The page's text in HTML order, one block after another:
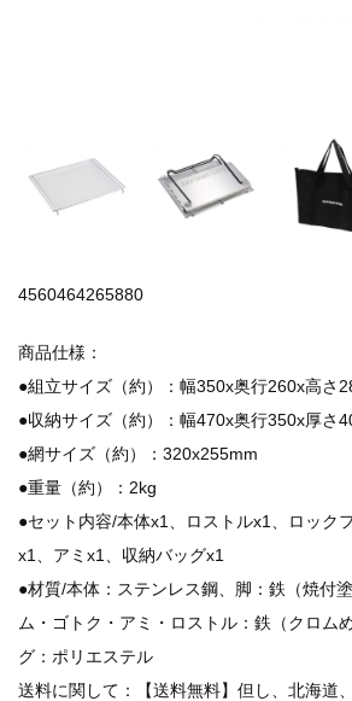
4560464265880
商品仕様：
●組立サイズ（約）：幅350x奥行260x高さ
●収納サイズ（約）：幅470x奥行350x厚さ
●網サイズ（約）：320x255mm
●重量（約）：2kg
●セット内容/本体x1、ロストルx1、ロック
x1、アミx1、収納バッグx1
●材質/本体：ステンレス鋼、脚：鉄（焼付
ム・ゴトク・アミ・ロストル：鉄（クロム
グ：ポリエステル
送料に関して：【送料無料】但し、北海道